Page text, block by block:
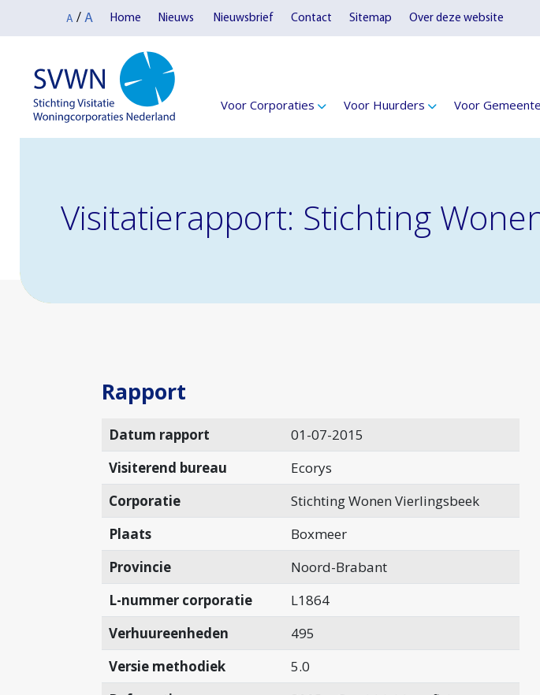
A / A Home Nieuws Nieuwsbrief Contact Sitemap Over deze website
Voor Corporaties Voor Huurders Voor
Visitatierapport: Stichting
Rapport
Datum rapport
01-07-2015
Visiterend bureau
Ecorys
Corporatie
Stichting Wonen Vierlingsbeek
Plaats
Boxmeer
Provincie
Noord-Brabant
L-nummer corporatie
L1864
Verhuureenheden
495
Versie methodiek
5.0